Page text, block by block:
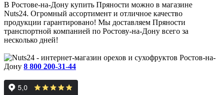
В Ростове-на-Дону купить Пряности можно в магазине
Nuts24. Огромный ассортимент и отличное качество
продукции гарантировано! Мы доставляем Пряности
транспортной компанией по Ростову-на-Дону всего за
несколько дней!
Ростов-на-
Дону 8 800 200-31-44